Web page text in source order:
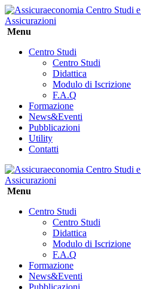
Menu
Centro Studi
Centro Studi
Didattica
Modulo di Iscrizione
F.A.Q
Formazione
News&Eventi
Pubblicazioni
Utility
Contatti
Menu
Centro Studi
Centro Studi
Didattica
Modulo di Iscrizione
F.A.Q
Formazione
News&Eventi
Pubblicazioni